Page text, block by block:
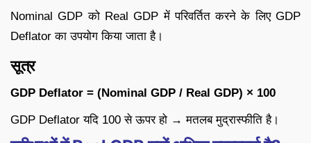
Nominal GDP को Real GDP में परिवर्तित करने के लिए GDP
Deflator का उपयोग किया जाता है।
सूत्र
GDP Deflator = (Nominal GDP / Real GDP) × 100
GDP Deflator यदि 100 से ऊपर हो → मतलब मुद्रास्फीति है।